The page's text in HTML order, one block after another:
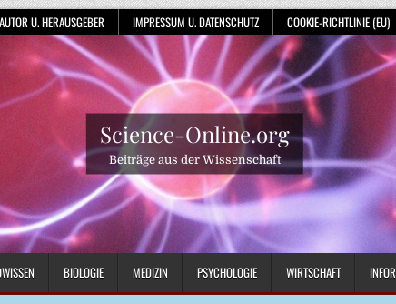
AUTOR U. HERAUSGEBER IMPRESSUM U. DATENSCHUTZ COOKIE-RICHTLINIE (EU)
Science-Online.org
Beiträge aus der Wissenschaft
BIOLOGIE MEDIZIN PSYCHOLOGIE WIRTSCHAFT